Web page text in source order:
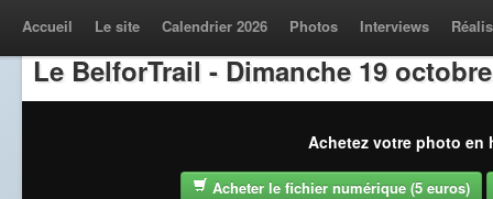
Accueil Le site Calendrier 2026 Photos Interviews
Le BelforTrail - Dimanche 19
Achetez votre photo en
Acheter le fichier numérique (5 euros)